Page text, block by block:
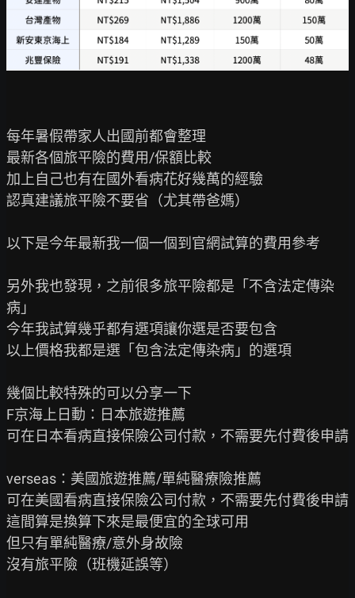
每年暑假帶家人出國前都會整理
最新各個旅平險的費用/保額比較
加上自己也有在國外看病花好幾萬的經驗
認真建議旅平險不要省（尤其帶爸媽）
以下是今年最新我一個一個到官網試算的費用參考
另外我也發現，之前很多旅平險都是「不含法定傳染
病」
今年我試算幾乎都有選項讓你選是否要包含
以上價格我都是選「包含法定傳染病」的選項
幾個比較特殊的可以分享一下
F京海上日動：日本旅遊推薦
可在日本看病直接保險公司付款，不需要先付費後申請
verseas：美國旅遊推薦/單純醫療險推薦
可在美國看病直接保險公司付款，不需要先付費後申請
這間算是換算下來是最便宜的全球可用
但只有單純醫療/意外身故險
沒有旅平險（班機延誤等）